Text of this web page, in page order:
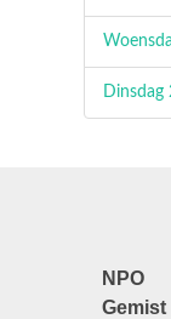
NPO
Gemist